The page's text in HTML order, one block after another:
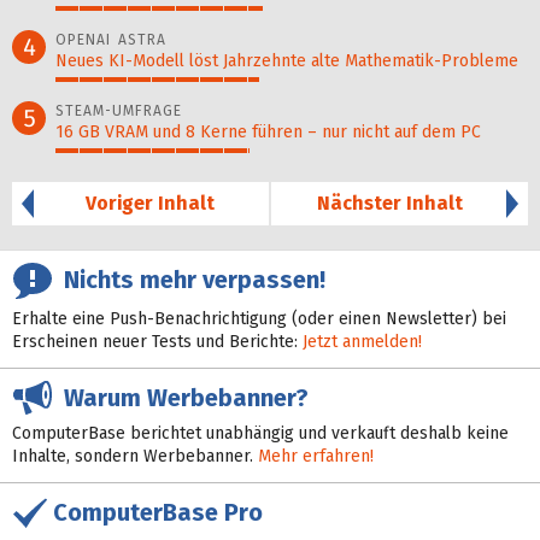
44%
4 OPENAI ASTRA
Neues KI-Modell löst Jahr­zehn­te alte Ma­thematik-Pro­ble­me
43%
5 STEAM-UMFRAGE
16 GB VRAM und 8 Kerne führen – nur nicht auf dem PC
41%
Voriger Inhalt
Nächster Inhalt
Nichts mehr verpassen!
Erhalte eine Push-Benachrichtigung (oder einen Newsletter) bei
Erscheinen neuer Tests und Berichte: Jetzt anmelden!
Warum Werbebanner?
ComputerBase berichtet unabhängig und verkauft deshalb keine
Inhalte, sondern Werbebanner. Mehr erfahren!
ComputerBase Pro